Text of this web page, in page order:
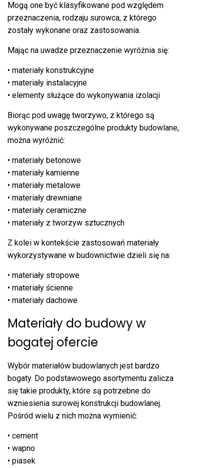
Mogą one być klasyfikowane pod względem
przeznaczenia, rodzaju surowca, z którego
zostały wykonane oraz zastosowania.
Mając na uwadze przeznaczenie wyróżnia się:
• materiały konstrukcyjne
• materiały instalacyjne
• elementy służące do wykonywania izolacji
Biorąc pod uwagę tworzywo, z którego są
wykonywane poszczególne produkty budowlane,
można wyróżnić:
• materiały betonowe
• materiały kamienne
• materiały metalowe
• materiały drewniane
• materiały ceramiczne
• materiały z tworzyw sztucznych
Z kolei w kontekście zastosowań materiały
wykorzystywane w budownictwie dzieli się na:
• materiały stropowe
• materiały ścienne
• materiały dachowe
Materiały do budowy w
bogatej ofercie
Wybór materiałów budowlanych jest bardzo
bogaty. Do podstawowego asortymentu zalicza
się takie produkty, które są potrzebne do
wzniesienia surowej konstrukcji budowlanej.
Pośród wielu z nich można wymienić:
• cement
• wapno
• piasek